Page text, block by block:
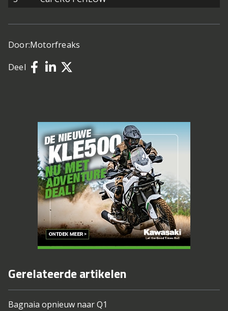
Door:Motorfreaks
Deel
Gerelateerde artikelen
Bagnaia opnieuw naar Q1